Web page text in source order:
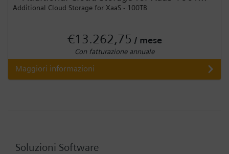
Additional Cloud Storage for XaaS - 100TB
€13.262,75 / mese
Con fatturazione annuale
Maggiori informazioni
Soluzioni Software